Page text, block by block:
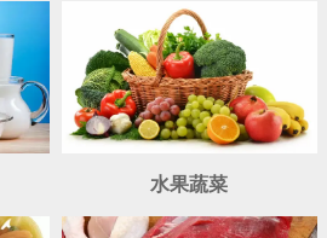
水果蔬菜